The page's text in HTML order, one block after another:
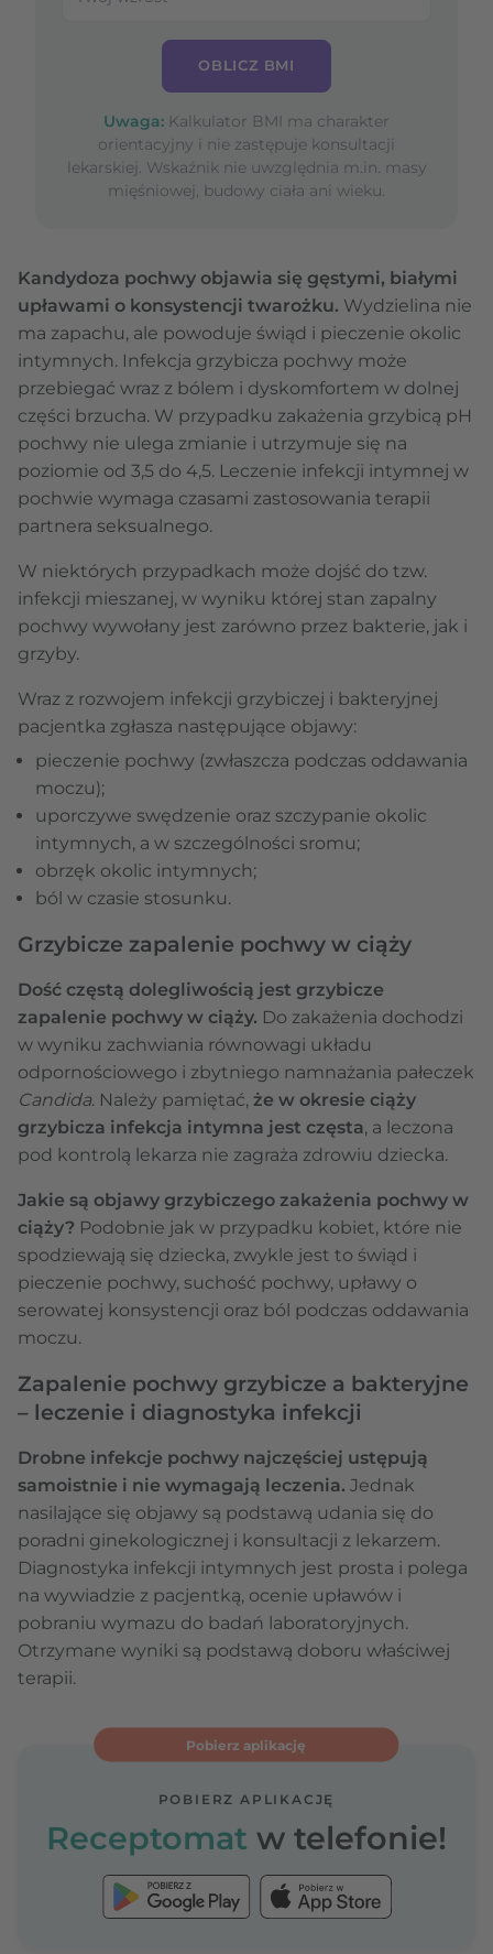
OBLICZ BMI
Uwaga: Kalkulator BMI ma charakter
orientacyjny i nie zastępuje konsultacji
lekarskiej. Wskaźnik nie uwzględnia m.in. masy
mięśniowej, budowy ciała ani wieku.
Kandydoza pochwy objawia się gęstymi, białymi
upławami o konsystencji twarożku. Wydzielina nie
ma zapachu, ale powoduje świąd i pieczenie okolic
intymnych. Infekcja grzybicza pochwy może
przebiegać wraz z bólem i dyskomfortem w dolnej
części brzucha. W przypadku zakażenia grzybicą pH
pochwy nie ulega zmianie i utrzymuje się na
poziomie od 3,5 do 4,5. Leczenie infekcji intymnej w
pochwie wymaga czasami zastosowania terapii
partnera seksualnego.
W niektórych przypadkach może dojść do tzw.
infekcji mieszanej, w wyniku której stan zapalny
pochwy wywołany jest zarówno przez bakterie, jak i
grzyby.
Wraz z rozwojem infekcji grzybiczej i bakteryjnej
pacjentka zgłasza następujące objawy:
pieczenie pochwy (zwłaszcza podczas oddawania
moczu);
uporczywe swędzenie oraz szczypanie okolic
intymnych, a w szczególności sromu;
obrzęk okolic intymnych;
ból w czasie stosunku.
Grzybicze zapalenie pochwy w ciąży
Dość częstą dolegliwością jest grzybicze
zapalenie pochwy w ciąży. Do zakażenia dochodzi
w wyniku zachwiania równowagi układu
odpornościowego i zbytniego namnażania pałeczek
Candida. Należy pamiętać, że w okresie ciąży
grzybicza infekcja intymna jest częsta, a leczona
pod kontrolą lekarza nie zagraża zdrowiu dziecka.
Jakie są objawy grzybiczego zakażenia pochwy w
ciąży? Podobnie jak w przypadku kobiet, które nie
spodziewają się dziecka, zwykle jest to świąd i
pieczenie pochwy, suchość pochwy, upławy o
serowatej konsystencji oraz ból podczas oddawania
moczu.
Zapalenie pochwy grzybicze a bakteryjne
– leczenie i diagnostyka infekcji
Drobne infekcje pochwy najczęściej ustępują
samoistnie i nie wymagają leczenia. Jednak
nasilające się objawy są podstawą udania się do
poradni ginekologicznej i konsultacji z lekarzem.
Diagnostyka infekcji intymnych jest prosta i polega
na wywiadzie z pacjentką, ocenie upławów i
pobraniu wymazu do badań laboratoryjnych.
Otrzymane wyniki są podstawą doboru właściwej
terapii.
Pobierz aplikację
POBIERZ APLIKACJĘ
Receptomat w telefonie!